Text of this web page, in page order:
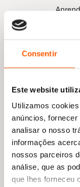
Consentir
Este website
Utilizamos
anúncios,
analisar o nosso
informações
nossos parceiros
análise, que as
que lhes forneceu